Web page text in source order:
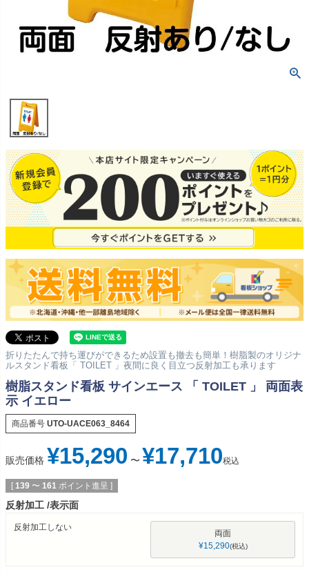
折りたたんで持ち運びができるため設置も撤去も簡単！樹脂製のオリジナ
ルスタンド看板「 TOILET 」夜間に良く目立つ反射加工も承ります
樹脂スタンド看板 サインエース 「 TOILET 」 両面表
示 イエロー
商品番号 UTO-UACE063_8464
販売価格 ¥15,290 〜 ¥17,710税込
[ 139 〜 161 ポイント進呈 ]
反射加工 表示面
反射加工しない
両面
¥15,290 税込